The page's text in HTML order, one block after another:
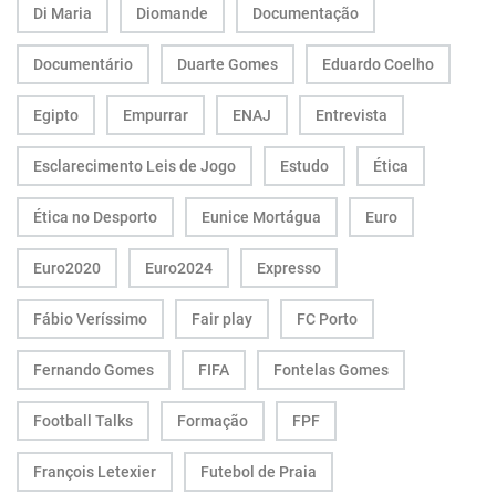
Di Maria Diomande Documentação
Documentário Duarte Gomes Eduardo Coelho
Egipto Empurrar ENAJ Entrevista
Esclarecimento Leis de Jogo Estudo Ética
Ética no Desporto Eunice Mortágua Euro
Euro2020 Euro2024 Expresso
Fábio Veríssimo Fair play FC Porto
Fernando Gomes FIFA Fontelas Gomes
Football Talks Formação FPF
François Letexier Futebol de Praia